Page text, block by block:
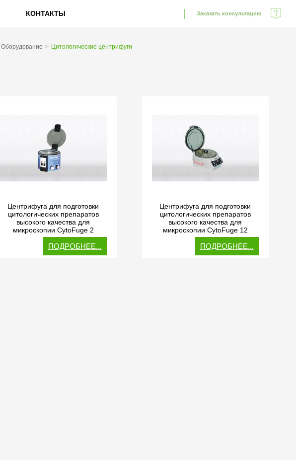
Заказать консультацию
КОНТАКТЫ
Оборудование Цитологические центрифуги
Центрифуга для подготовки
цитологических препаратов
высокого качества для
микроскопии CytoFuge 2
ПОДРОБНЕЕ...
Центрифуга для подготовки
цитологических препаратов
высокого качества для
микроскопии CytoFuge 12
ПОДРОБНЕЕ...